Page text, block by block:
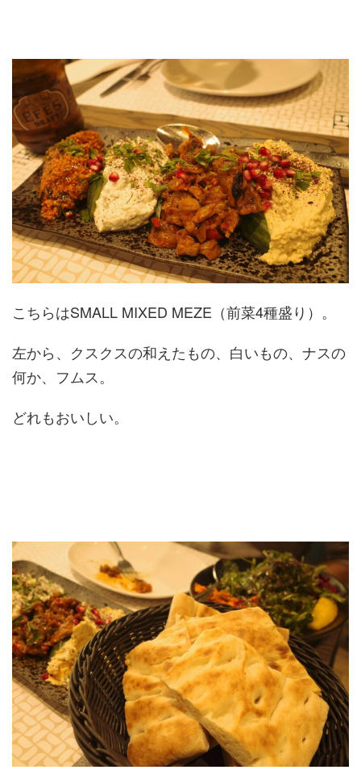
こちらはSMALL MIXED MEZE（前菜4種盛り）。
左から、クスクスの和えたもの、白いもの、ナスの
何か、フムス。
どれもおいしい。